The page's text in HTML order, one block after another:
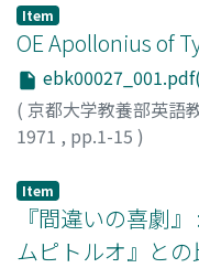
Item
OE Apollonius of
( 京都大学教養部英語
1971 , pp.1-15 )
Item
『間違いの喜劇
ムピトルオ』との